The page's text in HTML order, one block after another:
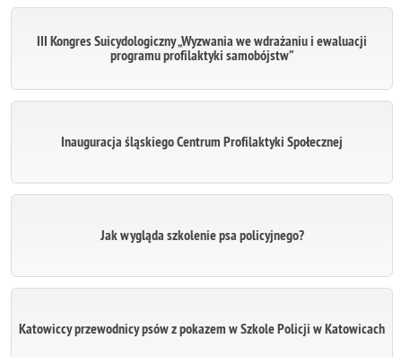
III Kongres Suicydologiczny „Wyzwania we wdrażaniu i ewaluacji
programu profilaktyki samobójstw”
Inauguracja śląskiego Centrum Profilaktyki Społecznej
Jak wygląda szkolenie psa policyjnego?
Katowiccy przewodnicy psów z pokazem w Szkole Policji w Katowicach